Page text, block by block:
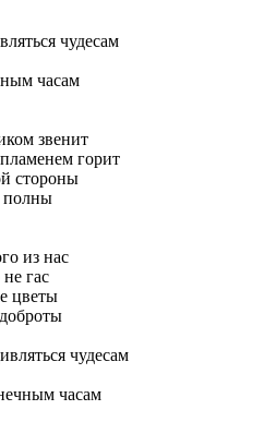
чудесам
часам
звенит
горит
стороны
полны
из нас
гас
цветы
чудесам
часам